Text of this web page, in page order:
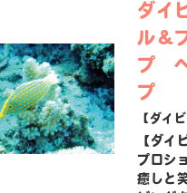
ダイ
ル＆
プ
プ
【ダイ
【ダイ
プロシ
癒しと